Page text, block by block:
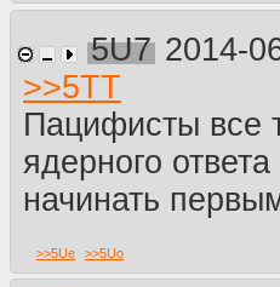
5U7 2014-
>>5TT
Пацифисты все
ядерного
начинать
>>5Ue >>5Uo